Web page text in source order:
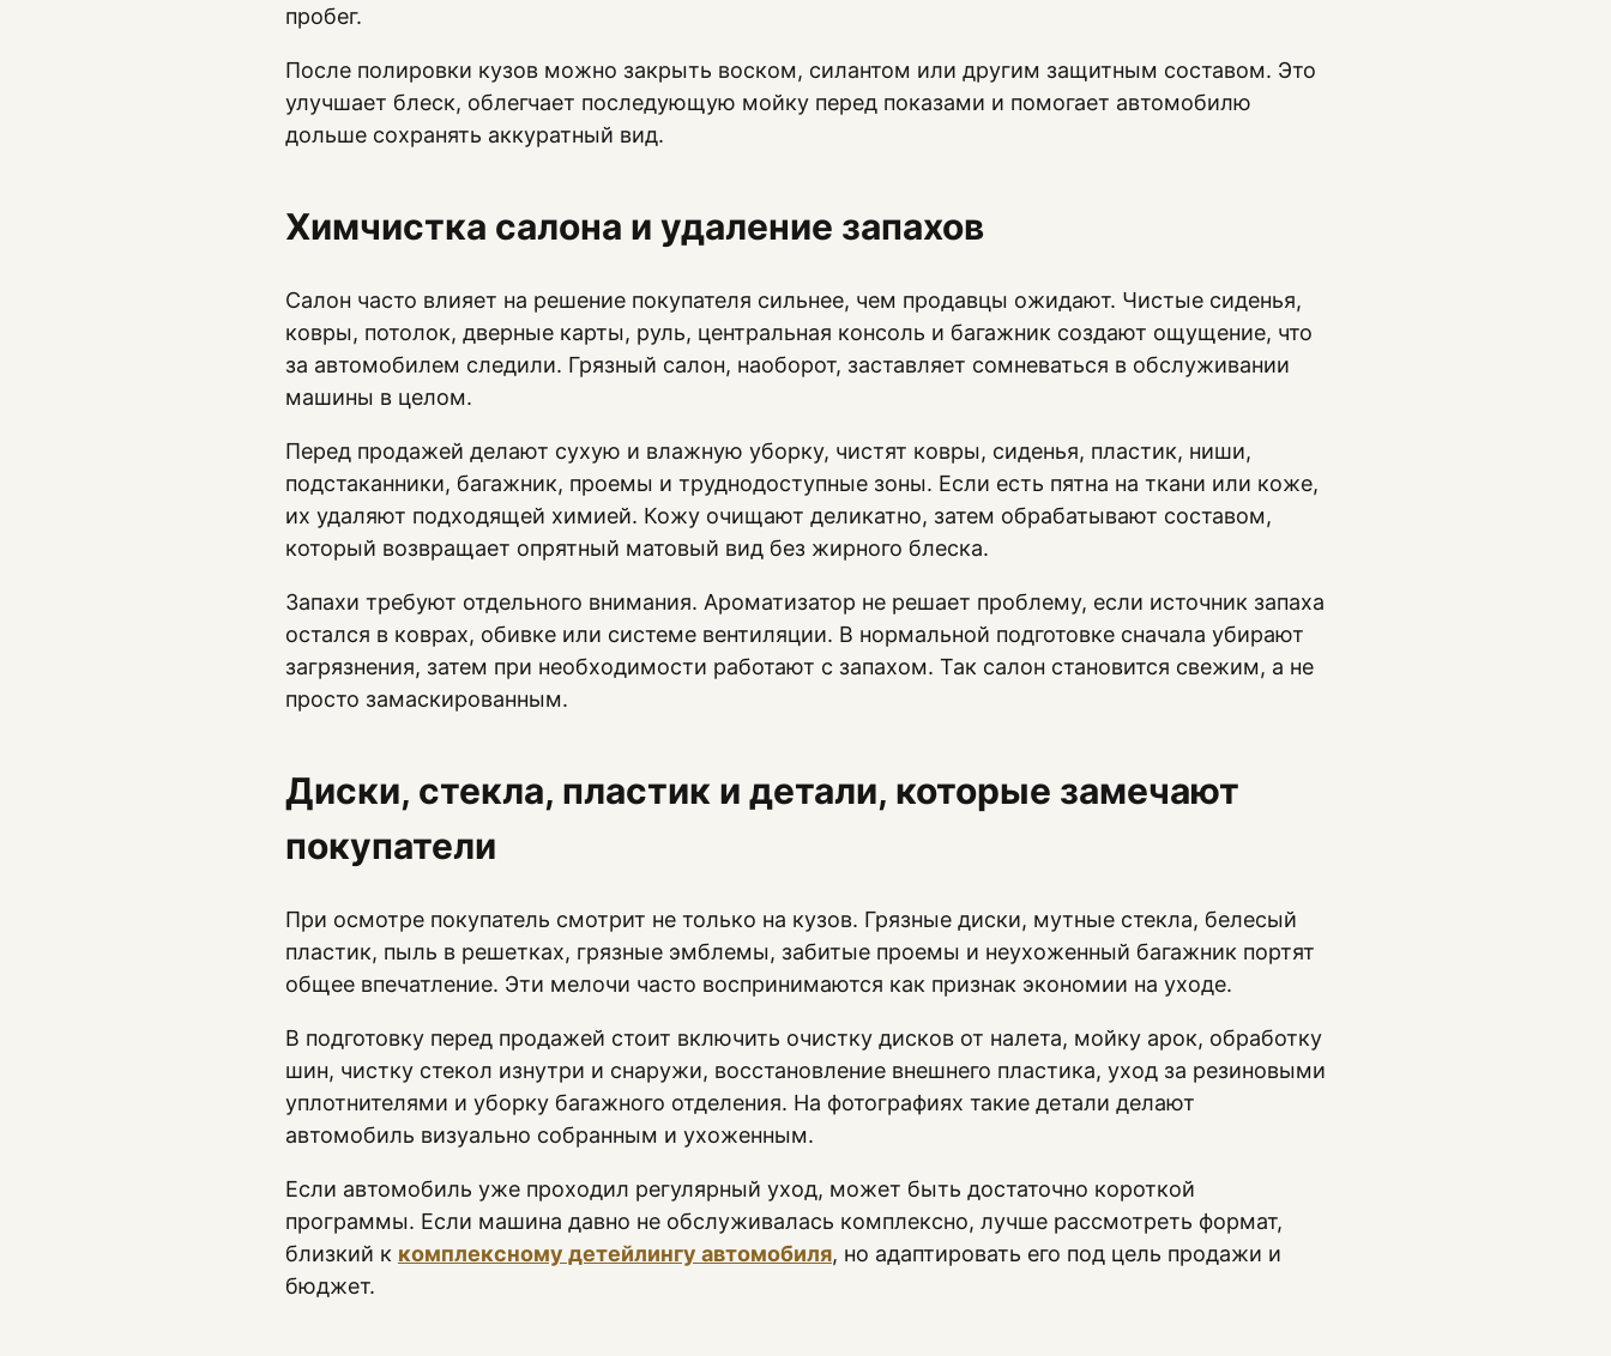
пробег.
После полировки кузов можно закрыть воском, силантом или другим защитным составом. Это
улучшает блеск, облегчает последующую мойку перед показами и помогает автомобилю
дольше сохранять аккуратный вид.
Химчистка салона и удаление запахов
Салон часто влияет на решение покупателя сильнее, чем продавцы ожидают. Чистые сиденья,
ковры, потолок, дверные карты, руль, центральная консоль и багажник создают ощущение, что
за автомобилем следили. Грязный салон, наоборот, заставляет сомневаться в обслуживании
машины в целом.
Перед продажей делают сухую и влажную уборку, чистят ковры, сиденья, пластик, ниши,
подстаканники, багажник, проемы и труднодоступные зоны. Если есть пятна на ткани или коже,
их удаляют подходящей химией. Кожу очищают деликатно, затем обрабатывают составом,
который возвращает опрятный матовый вид без жирного блеска.
Запахи требуют отдельного внимания. Ароматизатор не решает проблему, если источник запаха
остался в коврах, обивке или системе вентиляции. В нормальной подготовке сначала убирают
загрязнения, затем при необходимости работают с запахом. Так салон становится свежим, а не
просто замаскированным.
Диски, стекла, пластик и детали, которые замечают
покупатели
При осмотре покупатель смотрит не только на кузов. Грязные диски, мутные стекла, белесый
пластик, пыль в решетках, грязные эмблемы, забитые проемы и неухоженный багажник портят
общее впечатление. Эти мелочи часто воспринимаются как признак экономии на уходе.
В подготовку перед продажей стоит включить очистку дисков от налета, мойку арок, обработку
шин, чистку стекол изнутри и снаружи, восстановление внешнего пластика, уход за резиновыми
уплотнителями и уборку багажного отделения. На фотографиях такие детали делают
автомобиль визуально собранным и ухоженным.
Если автомобиль уже проходил регулярный уход, может быть достаточно короткой
программы. Если машина давно не обслуживалась комплексно, лучше рассмотреть формат,
близкий к комплексному детейлингу автомобиля, но адаптировать его под цель продажи и
бюджет.